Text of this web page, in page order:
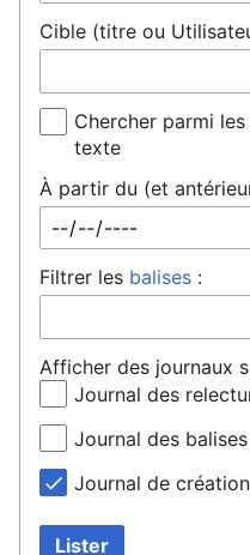
Cible (titre ou
Chercher parmi
texte
À partir du (et
Filtrer les balises :
Afficher des journaux
Journal des
Journal des balises
Journal de
Lister